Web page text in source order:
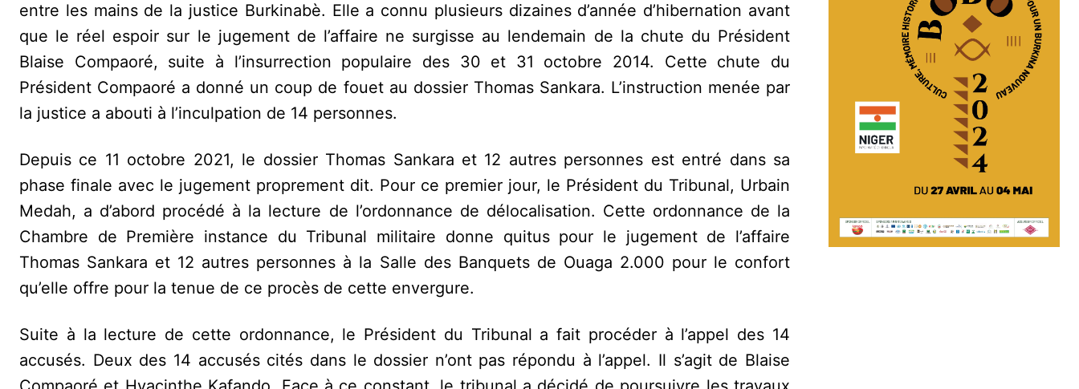
entre les mains de la justice Burkinabè. Elle a connu plusieurs dizaines d’année d’hibernation avant
que le réel espoir sur le jugement de l’affaire ne surgisse au lendemain de la chute du Président
Blaise Compaoré, suite à l’insurrection populaire des 30 et 31 octobre 2014. Cette chute du
Président Compaoré a donné un coup de fouet au dossier Thomas Sankara. L’instruction menée par
la justice a abouti à l’inculpation de 14 personnes.
Depuis ce 11 octobre 2021, le dossier Thomas Sankara et 12 autres personnes est entré dans sa
phase finale avec le jugement proprement dit. Pour ce premier jour, le Président du Tribunal, Urbain
Medah, a d’abord procédé à la lecture de l’ordonnance de délocalisation. Cette ordonnance de la
Chambre de Première instance du Tribunal militaire donne quitus pour le jugement de l’affaire
Thomas Sankara et 12 autres personnes à la Salle des Banquets de Ouaga 2.000 pour le confort
qu’elle offre pour la tenue de ce procès de cette envergure.
Suite à la lecture de cette ordonnance, le Président du Tribunal a fait procéder à l’appel des 14
accusés. Deux des 14 accusés cités dans le dossier n’ont pas répondu à l’appel. Il s’agit de Blaise